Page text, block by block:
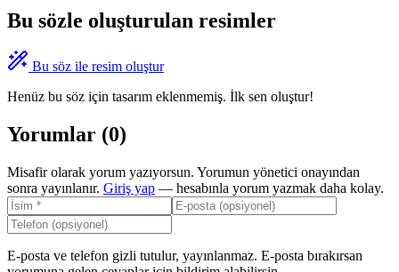
Bu sözle oluşturulan resimler
Bu söz ile resim oluştur
Henüz bu söz için tasarım eklenmemiş. İlk sen oluştur!
Yorumlar (0)
Misafir olarak yorum yazıyorsun. Yorumun yönetici onayından
sonra yayınlanır. Giriş yap — hesabınla yorum yazmak daha kolay.
E-posta ve telefon gizli tutulur, yayınlanmaz. E-posta bırakırsan